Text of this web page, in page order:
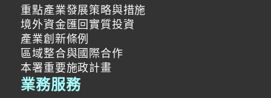
重點產業發展策略與措施
境外資金匯回實質投資
產業創新條例
區域整合與國際合作
本署重要施政計畫
業務服務